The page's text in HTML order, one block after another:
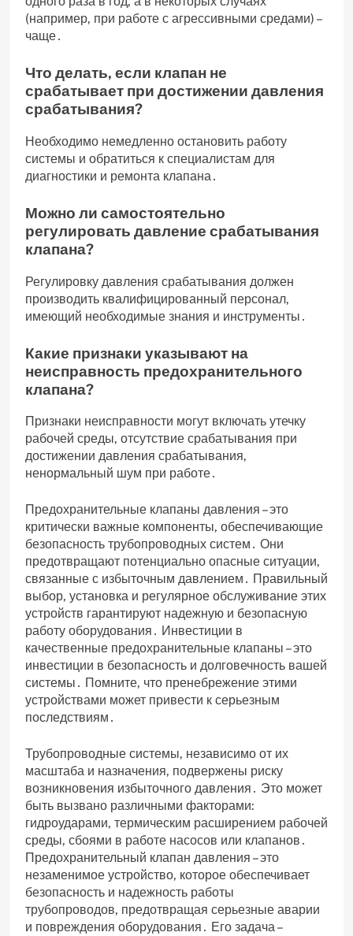
(например‚ при работе с агрессивными средами) –
чаще․
Что делать‚ если клапан не
срабатывает при достижении давления
срабатывания?
Необходимо немедленно остановить работу
системы и обратиться к специалистам для
диагностики и ремонта клапана․
Можно ли самостоятельно
регулировать давление срабатывания
клапана?
Регулировку давления срабатывания должен
производить квалифицированный персонал‚
имеющий необходимые знания и инструменты․
Какие признаки указывают на
неисправность предохранительного
клапана?
Признаки неисправности могут включать утечку
рабочей среды‚ отсутствие срабатывания при
достижении давления срабатывания‚
ненормальный шум при работе․
Предохранительные клапаны давления – это
критически важные компоненты‚ обеспечивающие
безопасность трубопроводных систем․ Они
предотвращают потенциально опасные ситуации‚
связанные с избыточным давлением․ Правильный
выбор‚ установка и регулярное обслуживание этих
устройств гарантируют надежную и безопасную
работу оборудования․ Инвестиции в
качественные предохранительные клапаны – это
инвестиции в безопасность и долговечность вашей
системы․ Помните‚ что пренебрежение этими
устройствами может привести к серьезным
последствиям․
Трубопроводные системы‚ независимо от их
масштаба и назначения‚ подвержены риску
возникновения избыточного давления․ Это может
быть вызвано различными факторами:
гидроударами‚ термическим расширением рабочей
среды‚ сбоями в работе насосов или клапанов․
Предохранительный клапан давления – это
незаменимое устройство‚ которое обеспечивает
безопасность и надежность работы
трубопроводов‚ предотвращая серьезные аварии
и повреждения оборудования․ Его задача –